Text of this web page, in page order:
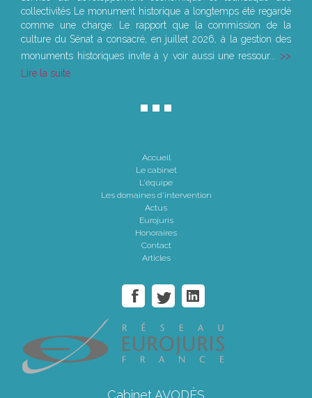
collectivités Le monument historique a longtemps été regardé
comme une charge. Le rapport que la commission de la
culture du Sénat a consacré, en juillet 2026, à la gestion des
monuments historiques invite à y voir aussi une ressour...
Lire la suite
Accueil
Le cabinet
L'équipe
Les domaines d'intervention
Actus
Eurojuris
Honoraires
Contact
Articles
Cabinet AVODÈS